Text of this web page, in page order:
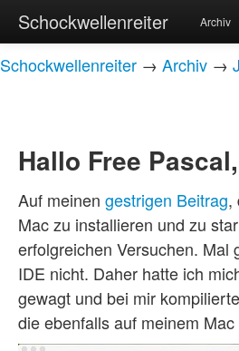
Schockwellenreiter Archiv
Schockwellenreiter → Archiv →
Hallo Free
Auf meinen gestrigen Beitrag,
Mac zu installieren und zu
erfolgreichen Versuchen.
IDE nicht. Daher hatte ich
gewagt und bei mir
die ebenfalls auf meinem Mac